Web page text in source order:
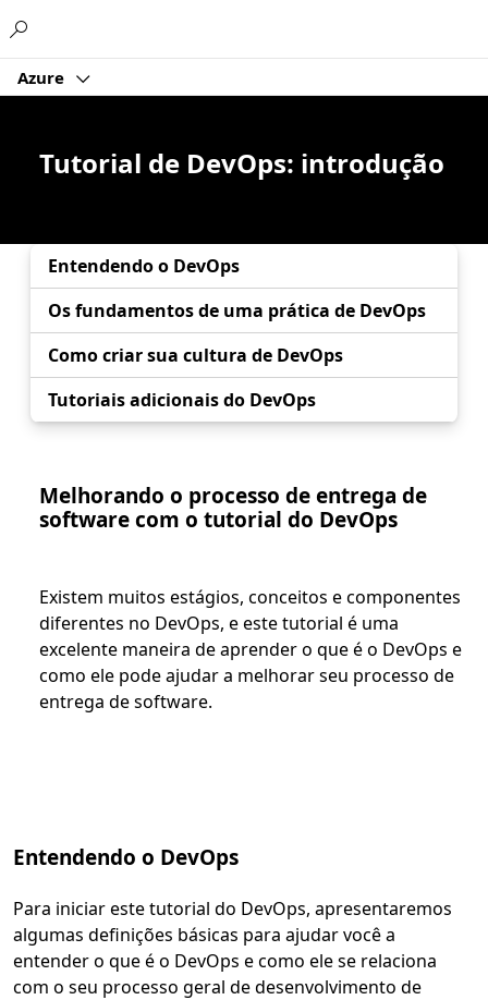
Azure
Tutorial de DevOps: introdução
Entendendo o DevOps
Os fundamentos de uma prática de DevOps
Como criar sua cultura de DevOps
Tutoriais adicionais do DevOps
Melhorando o processo de entrega de
software com o tutorial do DevOps
Existem muitos estágios, conceitos e componentes
diferentes no DevOps, e este tutorial é uma
excelente maneira de aprender o que é o DevOps e
como ele pode ajudar a melhorar seu processo de
entrega de software.
Entendendo o DevOps
Para iniciar este tutorial do DevOps, apresentaremos
algumas definições básicas para ajudar você a
entender o que é o DevOps e como ele se relaciona
com o seu processo geral de desenvolvimento de